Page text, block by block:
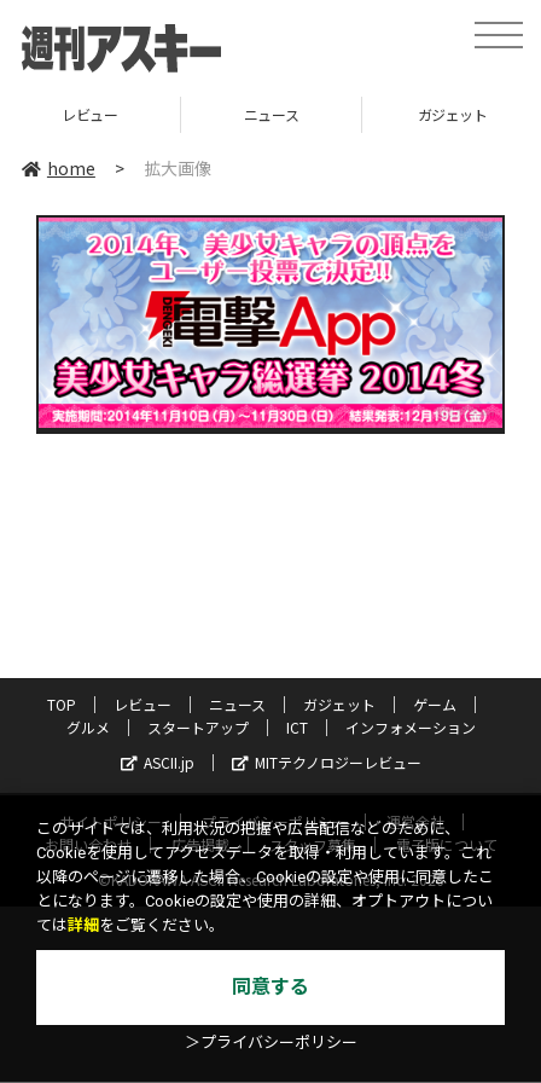
toggle
レビュー ニュース ガジェット
home > 拡大画像
TOP レビュー ニュース ガジェット
ゲーム
グルメ
スタートアップ ICT
インフォメーション
ASCII.jp
MITテクノロジーレビュー
サイトポリシー プライバシーポリシー
運営会社
お問い合わせ
広告掲載 スタッフ募集
電子版について
©KADOKAWA ASCII Research Laboratories, Inc. 2026
このサイトでは、利用状況の把握や広告配信などのために、
Cookieを使用してアクセスデータを取得・利用しています。これ
以降のページに遷移した場合、Cookieの設定や使用に同意したこ
とになります。Cookieの設定や使用の詳細、オプトアウトについ
ては詳細 をご覧ください。
同意する
＞プライバシーポリシー